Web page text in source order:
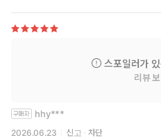
롯해 그들을 남편이나 아버지로
사전 연재 당시 이 부장을 향한 동
줄을 이었을 정도. 스스로를 착취
하고 있어 더욱 사실적이다.
스포일러가
리뷰
hhy***
2026.06.23 신고 차단